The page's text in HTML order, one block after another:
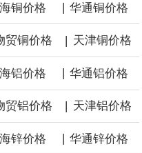
白银连续涨2.61%。
格，与此同时，各方正就一项旨在
议进行谈判。尽管胡塞武装的威胁
替代路线，但沙特方面仍下调了价
海铜价格 | 华通铜价格
贸铜价格 | 天津铜价格
海铝价格 华通铝价格
贸铝价格 | 天津铝价格
锌价格 华通锌价格